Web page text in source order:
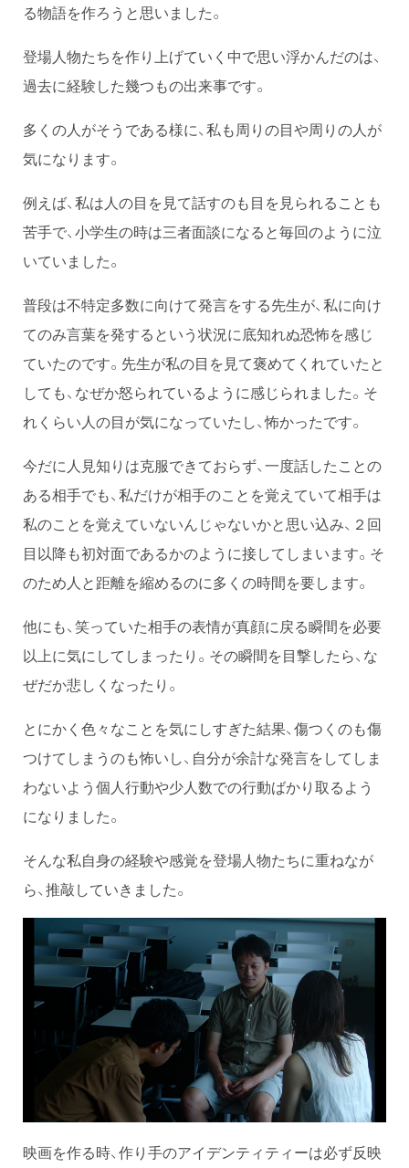
る物語を作ろうと思いました。
登場人物たちを作り上げていく中で思い浮かんだのは、
過去に経験した幾つもの出来事です。
多くの人がそうである様に、私も周りの目や周りの人が
気になります。
例えば、私は人の目を見て話すのも目を見られることも
苦手で、小学生の時は三者面談になると毎回のように泣
いていました。
普段は不特定多数に向けて発言をする先生が、私に向け
てのみ言葉を発するという状況に底知れぬ恐怖を感じ
ていたのです。先生が私の目を見て褒めてくれていたと
しても、なぜか怒られているように感じられました。そ
れくらい人の目が気になっていたし、怖かったです。
今だに人見知りは克服できておらず、一度話したことの
ある相手でも、私だけが相手のことを覚えていて相手は
私のことを覚えていないんじゃないかと思い込み、２回
目以降も初対面であるかのように接してしまいます。そ
のため人と距離を縮めるのに多くの時間を要します。
他にも、笑っていた相手の表情が真顔に戻る瞬間を必要
以上に気にしてしまったり。その瞬間を目撃したら、な
ぜだか悲しくなったり。
とにかく色々なことを気にしすぎた結果、傷つくのも傷
つけてしまうのも怖いし、自分が余計な発言をしてしま
わないよう個人行動や少人数での行動ばかり取るよう
になりました。
そんな私自身の経験や感覚を登場人物たちに重ねなが
ら、推敲していきました。
映画を作る時、作り手のアイデンティティーは必ず反映